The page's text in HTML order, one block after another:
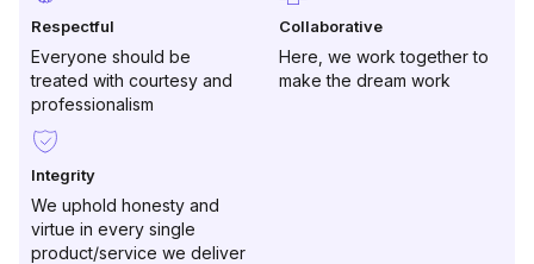
Respectful
Everyone should be
treated with courtesy and
professionalism
Collaborative
Here, we work together to
make the dream work
Integrity
We uphold honesty and
virtue in every single
product/service we deliver